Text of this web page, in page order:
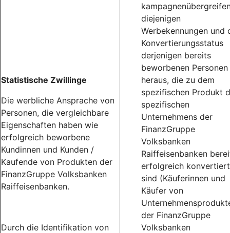
Statistische Zwillinge
Die werbliche Ansprache von
Personen, die vergleichbare
Eigenschaften haben wie
erfolgreich beworbene
Kundinnen und Kunden /
Kaufende von Produkten der
FinanzGruppe Volksbanken
Raiffeisenbanken.
Durch die Identifikation von
diejenigen
Werbekennungen und
Konvertierungsstatus
derjenigen bereits
beworbenen Personen
heraus, die zu dem
spezifischen Produkt
spezifischen
Unternehmens der
FinanzGruppe
Volksbanken
Raiffeisenbanken
erfolgreich konvertiert
sind (Käuferinnen und
Käufer von
der FinanzGruppe
Volksbanken